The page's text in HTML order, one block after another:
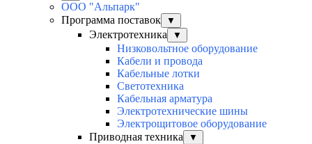
ООО "Альпарк"
Программа поставок
▼
Электротехника ▼
Низковольтное оборудование
Кабели и провода
Кабельные лотки
Светотехника
Кабельная арматура
Электротехнические шины
Электрощитовое оборудование
Приводная техника
▼